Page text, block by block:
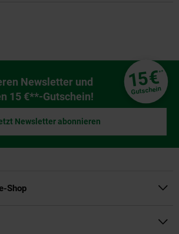
Newsletter und
15 €**-Gutschein!
15€**
Gutschein
Newsletter abonnieren
Shop